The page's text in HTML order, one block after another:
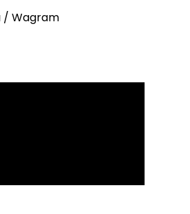
/ Wagram